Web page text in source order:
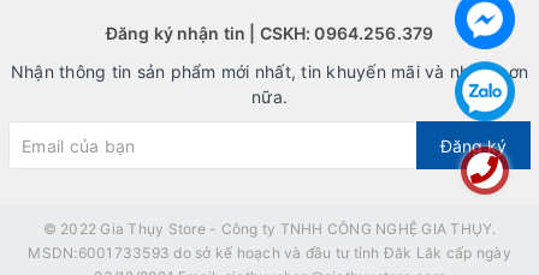
Đăng ký nhận tin | CSKH: 0964.256.379
Nhận thông tin sản phẩm mới nhất, tin khuyến mãi và nhiều hơn
nữa.
Đăng ký
© 2022 Gia Thụy Store - Công ty TNHH CÔNG NGHỆ GIA THỤY.
MSDN:6001733593 do sở kế hoạch và đầu tư tỉnh Đăk Lăk cấp ngày